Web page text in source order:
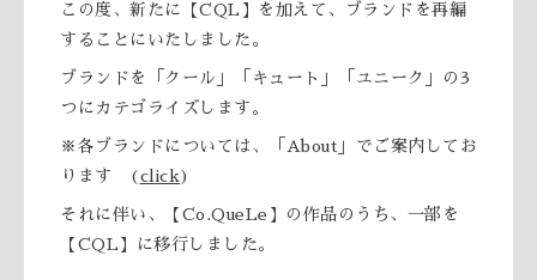
この度、新たに【CQL】を加えて、ブランドを再編
することにいたしました。
ブランドを「クール」「キュート」「ユニーク」の3
つにカテゴライズします。
※各ブランドについては、「About」でご案内してお
ります (click)
それに伴い、【Co.QueLe】の作品のうち、一部を
【CQL】に移行しました。